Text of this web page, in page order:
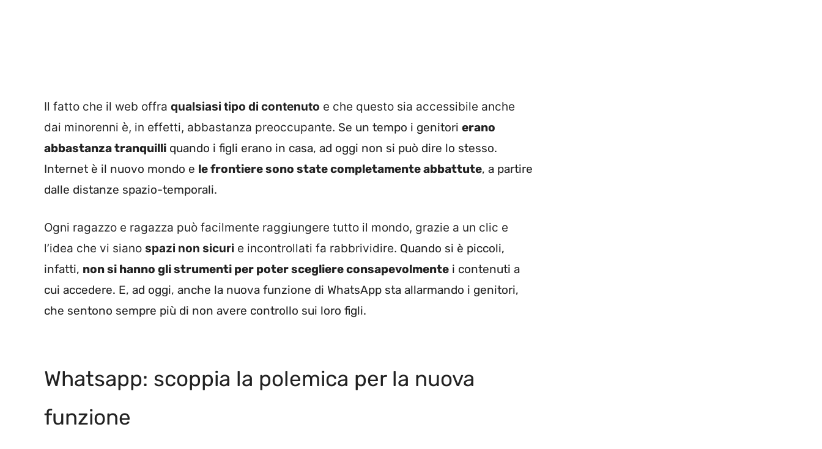
Il fatto che il web offra qualsiasi tipo di contenuto e che questo sia accessibile anche
dai minorenni è, in effetti, abbastanza preoccupante. Se un tempo i genitori erano
abbastanza tranquilli quando i figli erano in casa, ad oggi non si può dire lo stesso.
Internet è il nuovo mondo e le frontiere sono state completamente abbattute, a partire
dalle distanze spazio-temporali.
Ogni ragazzo e ragazza può facilmente raggiungere tutto il mondo, grazie a un clic e
l’idea che vi siano spazi non sicuri e incontrollati fa rabbrividire. Quando si è piccoli,
infatti, non si hanno gli strumenti per poter scegliere consapevolmente i contenuti a
cui accedere. E, ad oggi, anche la nuova funzione di WhatsApp sta allarmando i genitori,
che sentono sempre più di non avere controllo sui loro figli.
Whatsapp: scoppia la polemica per la nuova
funzione